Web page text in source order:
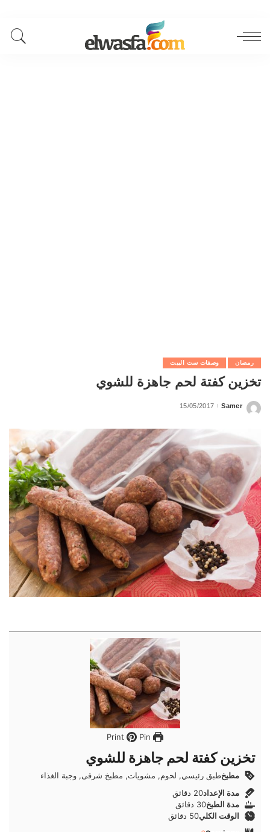
رمضان وصفات ست البيت
تخزين كفتة لحم جاهزة للشوي
Posted
Samer
15/05/2017
Pin
تخزين كفتة لحم جاهزة للشوي
مطبخطبق رئيسي, لحوم, مشويات, مطبخ شرقى, وجبة الغذاء
مدة الإعداد20 دقائق
دقائق
مدة الطبخ30 دقائق
دقائق
الوقت الكلي50 دقائق
دقائق